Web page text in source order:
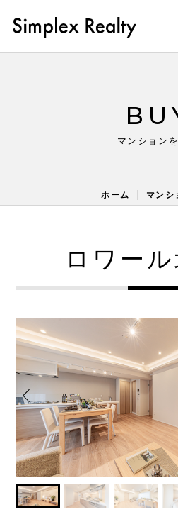
マンション
ホーム マンシ
ロワー